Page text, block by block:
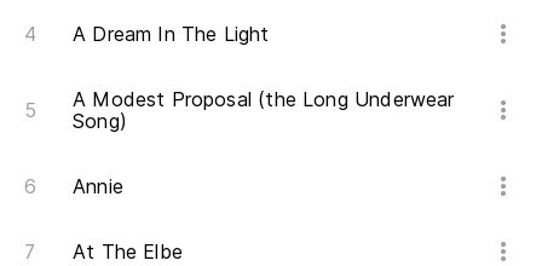
A Dream In The Light
A Modest Proposal (the Long Underwear
Song)
Annie
At The Elbe